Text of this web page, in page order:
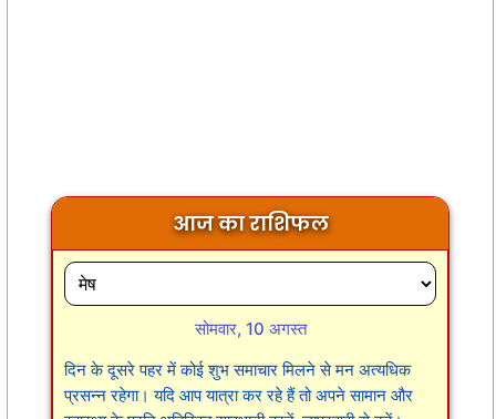
आज का राशिफल
सोमवार, 10 अगस्त
दिन के दूसरे पहर में कोई शुभ समाचार मिलने से मन अत्यधिक
प्रसन्न रहेगा। यदि आप यात्रा कर रहे हैं तो अपने सामान और